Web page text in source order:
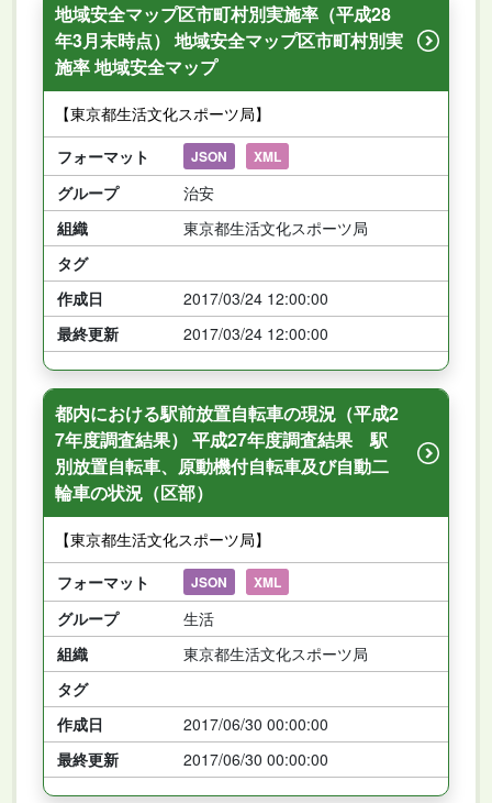
地域安全マップ区市町村別実施率（平成28
年3月末時点） 地域安全マップ区市町村別実
施率 地域安全マップ
【東京都生活文化スポーツ局】
フォーマット
JSON XML
グループ
治安
組織
東京都生活文化スポーツ局
タグ
作成日
2017/03/24 12:00:00
最終更新
2017/03/24 12:00:00
都内における駅前放置自転車の現況（平成2
7年度調査結果） 平成27年度調査結果 駅
別放置自転車、原動機付自転車及び自動二
輪車の状況（区部）
【東京都生活文化スポーツ局】
フォーマット
JSON XML
グループ
生活
組織
東京都生活文化スポーツ局
タグ
作成日
2017/06/30 00:00:00
最終更新
2017/06/30 00:00:00